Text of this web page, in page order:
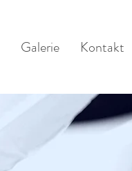
Galerie Kontakt